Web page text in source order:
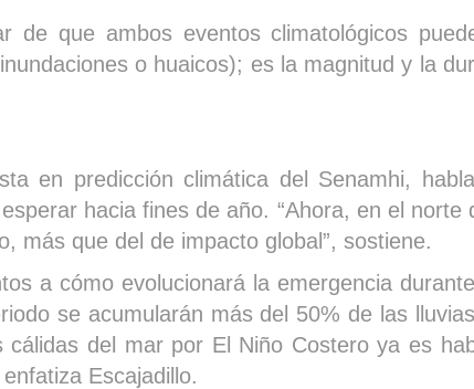
de que ambos eventos climatológicos
o huaicos); es la magnitud y la
en predicción climática del Senamhi,
hacia fines de año. “Ahora, en el
más que del de impacto global”, sostiene.
a cómo evolucionará la emergencia
se acumularán más del 50% de las
cálidas del mar por El Niño Costero ya es
Escajadillo.